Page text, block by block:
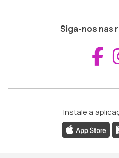
Siga-nos nas
Instale a